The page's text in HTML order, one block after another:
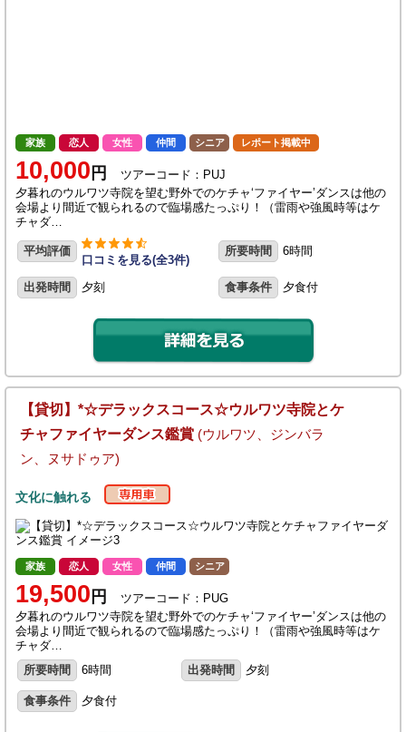
家族 恋人 女性 仲間 シニア レポート掲載中
10,000 円
ツアーコード：PUJ
夕暮れのウルワツ寺院を望む野外でのケチャ‘ファイヤー’ダンスは他の
会場より間近で観られるので臨場感たっぷり！（雷雨や強風時等はケ
チャダ…
平均評価
口コミを見る(全3件)
所要時間 6時間
出発時間 夕刻 食事条件 夕食付
【貸切】*☆デラックスコース☆ウルワツ寺院とケ
チャファイヤーダンス鑑賞 (ウルワツ、ジンバラ
ン、ヌサドゥア)
文化に触れる
家族 恋人 女性 仲間 シニア
19,500 円
ツアーコード：PUG
夕暮れのウルワツ寺院を望む野外でのケチャ‘ファイヤー’ダンスは他の
会場より間近で観られるので臨場感たっぷり！（雷雨や強風時等はケ
チャダ…
所要時間
6時間 出発時間 夕刻
食事条件 夕食付